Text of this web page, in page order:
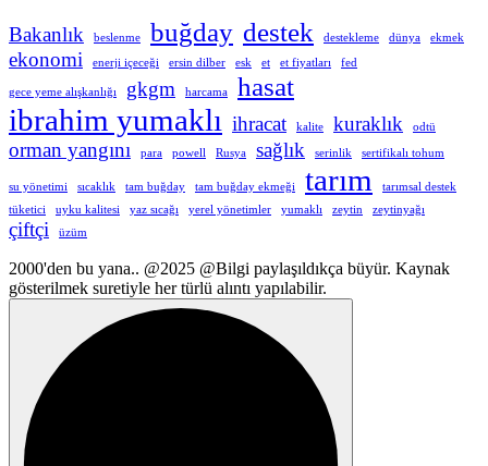
Bakanlık beslenme buğday destek destekleme dünya ekmek
ekonomi enerji içeceği ersin dilber esk et et fiyatları fed
gece yeme alışkanlığı gkgm harcama hasat
ibrahim yumaklı ihracat kalite kuraklık odtü
orman yangını para powell Rusya sağlık serinlik sertifikalı tohum
su yönetimi sıcaklık tam buğday tam buğday ekmeği tarım
tarımsal destek
tüketici
uyku kalitesi yaz sıcağı yerel yönetimler yumaklı zeytin zeytinyağı
çiftçi üzüm
2000'den bu yana.. @2025 @Bilgi paylaşıldıkça büyür. Kaynak
gösterilmek suretiyle her türlü alıntı yapılabilir.